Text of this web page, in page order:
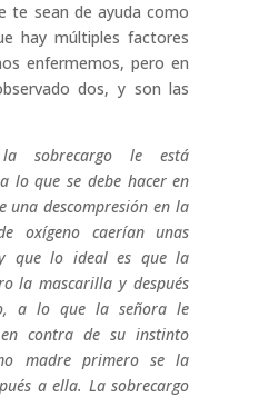
te sean de ayuda como
hay múltiples factores
enfermemos, pero en
dos, y son las
sobrecargo le está
lo que se debe hacer en
una descompresión en la
oxígeno caerían unas
que lo ideal es que la
la mascarilla y después
a lo que la señora le
contra de su instinto
madre primero se la
a ella. La sobrecargo